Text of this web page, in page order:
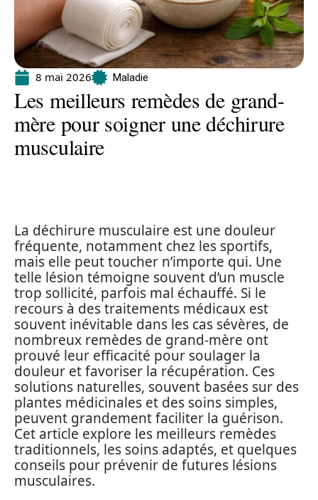
8 mai 2026 Maladie
Les meilleurs remèdes de grand-
mère pour soigner une déchirure
musculaire
La déchirure musculaire est une douleur
fréquente, notamment chez les sportifs,
mais elle peut toucher n’importe qui. Une
telle lésion témoigne souvent d’un muscle
trop sollicité, parfois mal échauffé. Si le
recours à des traitements médicaux est
souvent inévitable dans les cas sévères, de
nombreux remèdes de grand-mère ont
prouvé leur efficacité pour soulager la
douleur et favoriser la récupération. Ces
solutions naturelles, souvent basées sur des
plantes médicinales et des soins simples,
peuvent grandement faciliter la guérison.
Cet article explore les meilleurs remèdes
traditionnels, les soins adaptés, et quelques
conseils pour prévenir de futures lésions
musculaires.